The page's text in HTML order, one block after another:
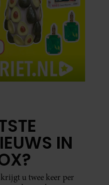
IN
u twee keer per